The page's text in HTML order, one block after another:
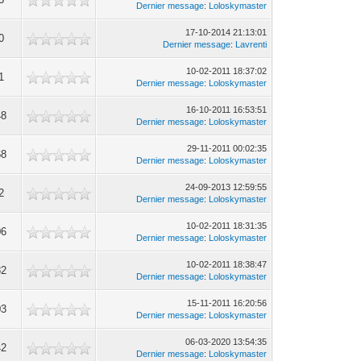
Dernier message: Loloskymaster
17-10-2014 21:13:01
Dernier message: Lavrenti
10-02-2011 18:37:02
Dernier message: Loloskymaster
16-10-2011 16:53:51
Dernier message: Loloskymaster
29-11-2011 00:02:35
Dernier message: Loloskymaster
24-09-2013 12:59:55
Dernier message: Loloskymaster
10-02-2011 18:31:35
Dernier message: Loloskymaster
10-02-2011 18:38:47
Dernier message: Loloskymaster
15-11-2011 16:20:56
Dernier message: Loloskymaster
06-03-2020 13:54:35
Dernier message: Loloskymaster